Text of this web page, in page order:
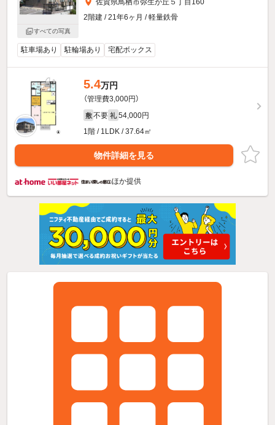
すべての写真
佐賀県鳥栖市弥生が丘５丁目160
2階建 / 21年6ヶ月 / 軽量鉄骨
駐車場あり 駐輪場あり 宅配ボックス
5.4万円
（管理費3,000円）
敷 不要 礼 54,000円
1階 / 1LDK / 37.64㎡
物件詳細を見る
ほか提供